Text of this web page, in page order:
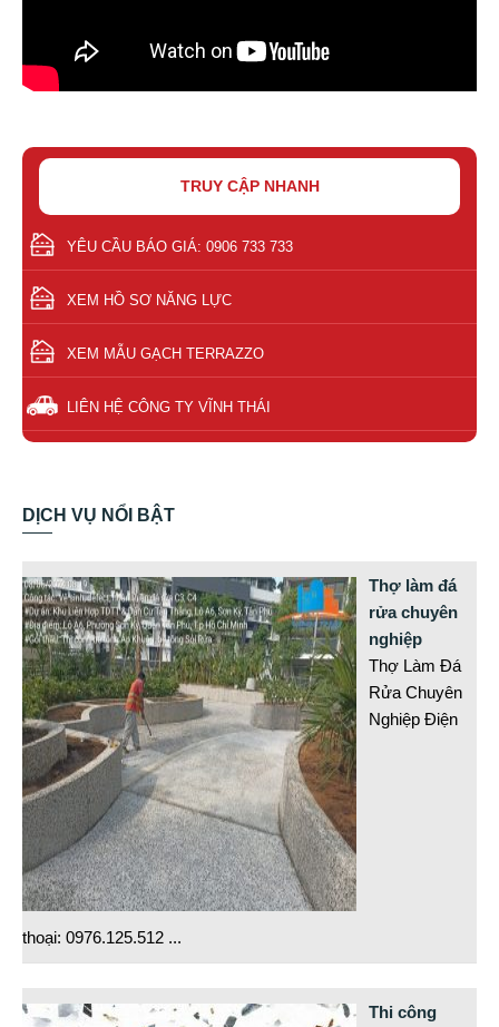
TRUY CẬP NHANH
YÊU CẦU BÁO GIÁ: 0906 733 733
XEM HỒ SƠ NĂNG LỰC
XEM MẪU GẠCH TERRAZZO
LIÊN HỆ CÔNG TY VĨNH THÁI
DỊCH VỤ NỔI BẬT
Thợ làm đá
rửa chuyên
nghiệp
Thợ Làm Đá
Rửa Chuyên
Nghiệp Điện
thoại: 0976.125.512 ...
Thi công